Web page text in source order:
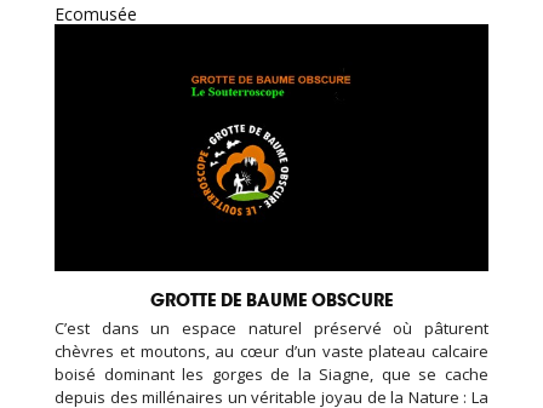
Ecomusée
GROTTE DE BAUME OBSCURE
C’est dans un espace naturel préservé où pâturent
chèvres et moutons, au cœur d’un vaste plateau calcaire
boisé dominant les gorges de la Siagne, que se cache
depuis des millénaires un véritable joyau de la Nature : La